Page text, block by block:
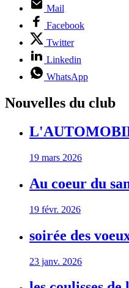
Mail
Facebook
Twitter
Linkedin
WhatsApp
Nouvelles du club
19 mars 2026
Au coeur du
19 févr. 2026
soirée des
23 janv. 2026